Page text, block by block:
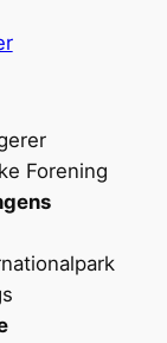
Forening